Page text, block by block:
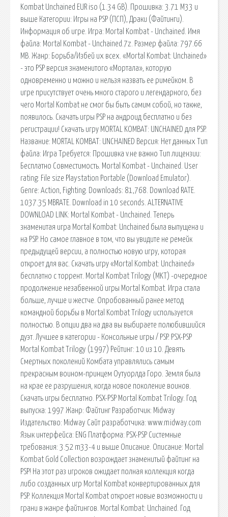
Kombat Unchained EUR iso (1.34 GB). Прошивка: 3.71 M33 и
выше Категории: Игры на PSP (ПСП), Драки (Файтинги).
Информация об игре. Игра: Mortal Kombat - Unchained. Имя
файла: Mortal Kombat - Unchained.7z. Размер файла: 797.66
MB. Жанр: Борьба/Избей их всех. «Mortal Kombat: Unchained»
- это PSP версия знаменитого «Мортала», которую
одновременно и можно и нельзя назвать ее римейком. В
игре присутствует очень много старого и легендарного, без
чего Mortal Kombat не смог бы быть самим собой, но также,
появилось. Скачать игры PSP на андроид бесплатно и без
регистрации! Скачать игру MORTAL KOMBAT: UNCHAINED для PSP.
Название: MORTAL KOMBAT: UNCHAINED Версия: Нет данных Тип
файла: Игра Требуется: Прошивка v.не важно Тип лицензии:
Бесплатно Совместимость. Mortal Kombat - Unchained. User
rating: File size Playstation Portable (Download Emulator).
Genre: Action, Fighting. Downloads: 81,768. Download RATE.
1037.35 MBRATE. Download in 10 seconds. ALTERNATIVE
DOWNLOAD LINK: Mortal Kombat - Unchained. Теперь
знаменитая игра Mortal Kombat: Unchained была выпущена и
на PSP. Но самое главное в том, что вы увидите не ремейк
предыдущей версии, а полностью новую игру, которая
откроет для вас. Скачать игру «Mortal Kombat: Unchained»
бесплатно c торрент. Mortal Kombat Trilogy (MKT) -очередное
продолжение незабвенной игры Mortal Kombat. Игра стала
больше, лучше и жестче. Опробованный ранее метод
командной борьбы в Mortal Kombat Trilogy используется
полностью. В опции два на два вы выбираете полюбившийся
дуэт. Лучшее в категории - Консольные игры / PSP. PSX-PSP
Mortal Kombat Trilogy (1997) Рейтинг: 10 из 10. Девять
Смертных поколений Комбата управлялись самым
прекрасным воином-принцем Оутуорлда Горо. Земля была
на крае ее разрушения, когда новое поколение воинов.
Скачать игры бесплатно. PSX-PSP Mortal Kombat Trilogy. Год
выпуска: 1997 Жанр: Файтинг Разработчик: Midway
Издательство: Midway Сайт разработчика: www.midway.com
Язык интерфейса: ENG Платформа: PSX-PSP Системные
требования: 3.52 m33-4 и выше Описание. Описание: Mortal
Kombat Gold Collection возрождает знаменитый файтинг на
PSP! На этот раз игроков ожидает полная коллекция когда
либо созданных игр Mortal Kombat конвертированных для
PSP. Коллекция Mortal Kombat откроет новые возможности и
грани в жанре файтингов. Mortal Kombat: Unchained. Год